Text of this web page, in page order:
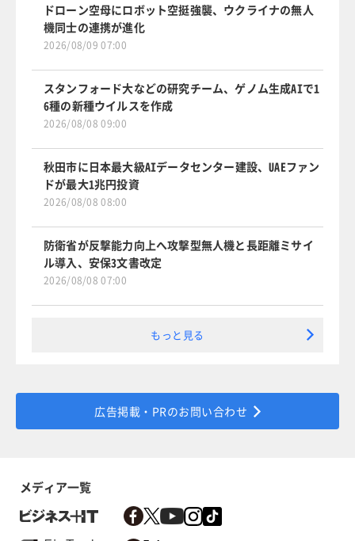
ドローン空母にロボット空挺強襲、ウクライナの無人
機同士の連携が進化
2026/08/09 07:00
スタンフォード大などの研究チーム、ゲノム生成AIで1
6種の新種ウイルスを作成
2026/08/08 09:00
秋田市に日本最大級AIデータセンター建設、UAEファン
ドが最大1兆円投資
2026/08/08 08:00
防衛省が反撃能力向上へ攻撃型無人機と長距離ミサイ
ル導入、安保3文書改定
2026/08/08 07:00
もっと見る
広告掲載・PRのお問い合わせ
メディア一覧